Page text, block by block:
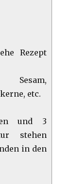
Rezept
etc.
und 3
stehen
in den